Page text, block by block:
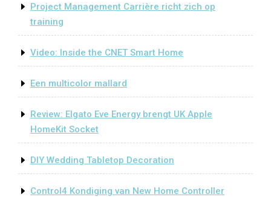
Project Management Carrière richt zich op
training
Video: Inside the CNET Smart Home
Een multicolor mallard
Review: Elgato Eve Energy brengt UK Apple
HomeKit Socket
DIY Wedding Tabletop Decoration
Control4 Kondiging van New Home Controller